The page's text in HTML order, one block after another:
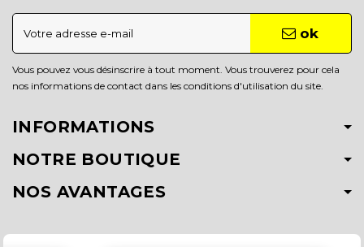
ok
Vous pouvez vous désinscrire à tout moment. Vous trouverez pour cela
nos informations de contact dans les conditions d'utilisation du site.
INFORMATIONS
NOTRE BOUTIQUE
NOS AVANTAGES